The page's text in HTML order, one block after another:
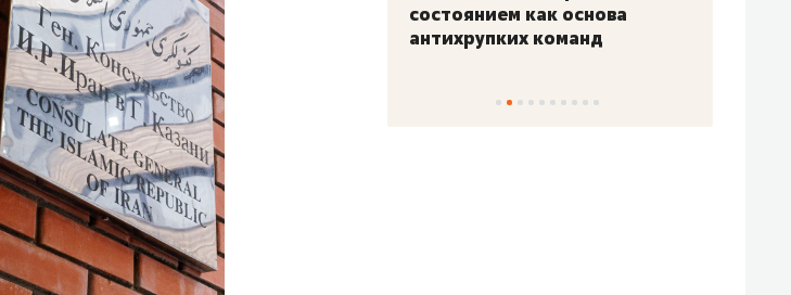
состоянием как основа
антихрупких команд
«Гонка Героев»